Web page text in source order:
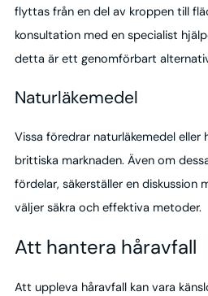
flyttas från en del av kroppen till
konsultation med en specialist
detta är ett genomförbart
Naturläkemedel
Vissa föredrar naturläkemedel
brittiska marknaden. Även om
fördelar, säkerställer en diskussion
väljer säkra och effektiva metoder.
Att hantera håravfall
Att uppleva håravfall kan vara